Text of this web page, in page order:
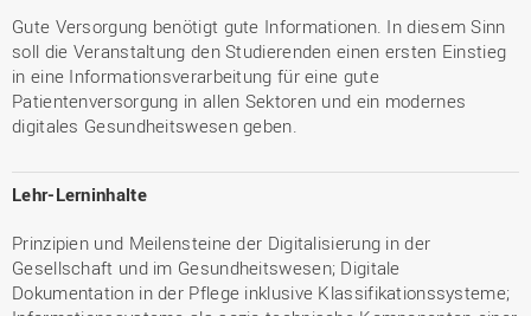
Gute Versorgung benötigt gute Informationen. In diesem Sinn
soll die Veranstaltung den Studierenden einen ersten Einstieg
in eine Informationsverarbeitung für eine gute
Patientenversorgung in allen Sektoren und ein modernes
digitales Gesundheitswesen geben.
Lehr-Lerninhalte
Prinzipien und Meilensteine der Digitalisierung in der
Gesellschaft und im Gesundheitswesen; Digitale
Dokumentation in der Pflege inklusive Klassifikationssysteme;